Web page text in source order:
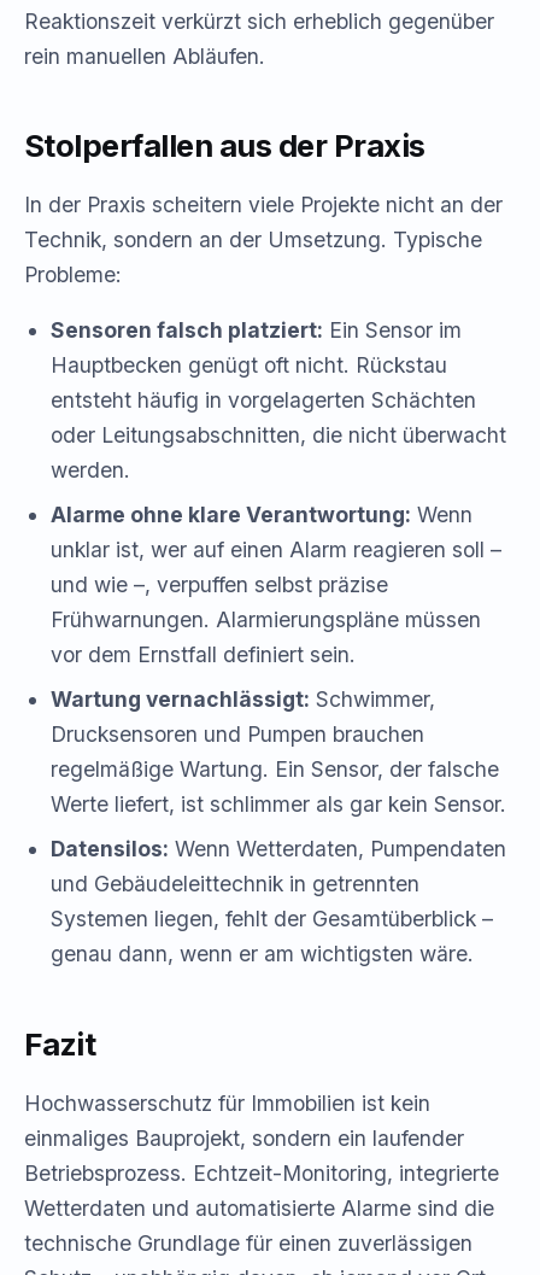
Reaktionszeit verkürzt sich erheblich gegenüber
rein manuellen Abläufen.
Stolperfallen aus der Praxis
In der Praxis scheitern viele Projekte nicht an der
Technik, sondern an der Umsetzung. Typische
Probleme:
Sensoren falsch platziert: Ein Sensor im
Hauptbecken genügt oft nicht. Rückstau
entsteht häufig in vorgelagerten Schächten
oder Leitungsabschnitten, die nicht überwacht
werden.
Alarme ohne klare Verantwortung: Wenn
unklar ist, wer auf einen Alarm reagieren soll –
und wie –, verpuffen selbst präzise
Frühwarnungen. Alarmierungspläne müssen
vor dem Ernstfall definiert sein.
Wartung vernachlässigt: Schwimmer,
Drucksensoren und Pumpen brauchen
regelmäßige Wartung. Ein Sensor, der falsche
Werte liefert, ist schlimmer als gar kein Sensor.
Datensilos: Wenn Wetterdaten, Pumpendaten
und Gebäudeleittechnik in getrennten
Systemen liegen, fehlt der Gesamtüberblick –
genau dann, wenn er am wichtigsten wäre.
Fazit
Hochwasserschutz für Immobilien ist kein
einmaliges Bauprojekt, sondern ein laufender
Betriebsprozess. Echtzeit-Monitoring, integrierte
Wetterdaten und automatisierte Alarme sind die
technische Grundlage für einen zuverlässigen